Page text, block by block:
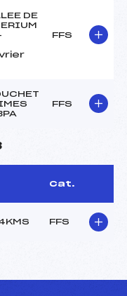
DE
FFS
FFS
Cat.
FFS